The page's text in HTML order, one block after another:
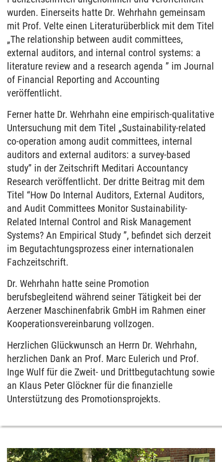
wurden. Einerseits hatte Dr. Wehrhahn gemeinsam
mit Prof. Velte einen Literaturüberblick mit dem Titel
„The relationship between audit committees,
external auditors, and internal control systems: a
literature review and a research agenda ” im Journal
of Financial Reporting and Accounting
veröffentlicht.
Ferner hatte Dr. Wehrhahn eine empirisch-qualitative
Untersuchung mit dem Titel „Sustainability-related
co-operation among audit committees, internal
auditors and external auditors: a survey-based
study” in der Zeitschrift Meditari Accountancy
Research veröffentlicht. Der dritte Beitrag mit dem
Titel “How Do Internal Auditors, External Auditors,
and Audit Committees Monitor Sustainability-
Related Internal Control and Risk Management
Systems? An Empirical Study ”, befindet sich derzeit
im Begutachtungsprozess einer internationalen
Fachzeitschrift.
Dr. Wehrhahn hatte seine Promotion
berufsbegleitend während seiner Tätigkeit bei der
Aerzener Maschinenfabrik GmbH im Rahmen einer
Kooperationsvereinbarung vollzogen.
Herzlichen Glückwunsch an Herrn Dr. Wehrhahn,
herzlichen Dank an Prof. Marc Eulerich und Prof.
Inge Wulf für die Zweit- und Drittbegutachtung sowie
an Klaus Peter Glöckner für die finanzielle
Unterstützung des Promotionsprojekts.